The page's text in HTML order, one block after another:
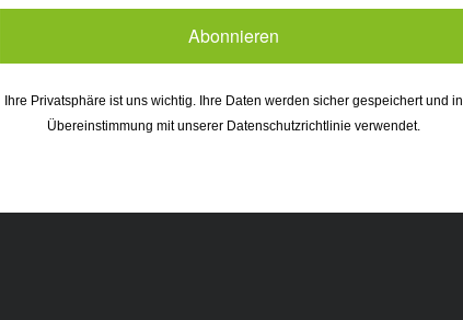
Abonnieren
Ihre Privatsphäre ist uns wichtig. Ihre Daten werden sicher gespeichert und in
Übereinstimmung mit unserer Datenschutzrichtlinie verwendet.